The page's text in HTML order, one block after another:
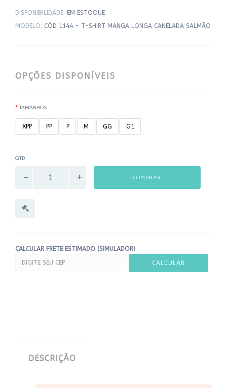
DISPONIBILIDADE: EM ESTOQUE
MODELO: CÓD 1144 - T-SHIRT MANGA LONGA CANELADA SALMÃO
OPÇÕES DISPONÍVEIS
TAMANHOS
XPP PP P M GG G1
QTD
COMPRAR
CALCULAR FRETE ESTIMADO (SIMULADOR)
DESCRIÇÃO